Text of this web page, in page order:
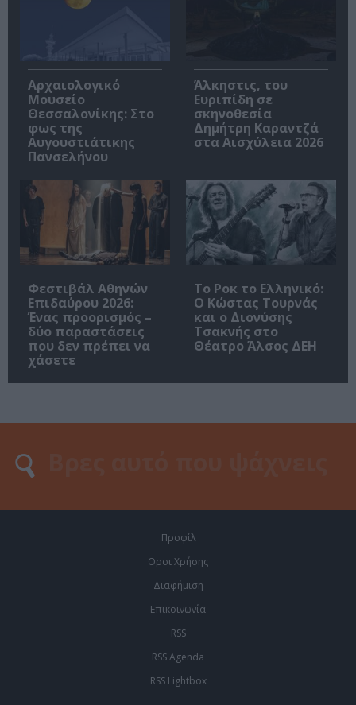
Αρχαιολογικό
Μουσείο
Θεσσαλονίκης: Στο
φως της
Αυγουστιάτικης
Πανσελήνου
Άλκηστις, του
Ευριπίδη σε
σκηνοθεσία
Δημήτρη Καραντζά
στα Αισχύλεια 2026
Φεστιβάλ Αθηνών
Επιδαύρου 2026:
Ένας προορισμός –
δύο παραστάσεις
που δεν πρέπει να
χάσετε
Το Ροκ το Ελληνικό:
Ο Κώστας Τουρνάς
και ο Διονύσης
Τσακνής στο
Θέατρο Άλσος ΔΕΗ
Προφίλ
Οροι Χρήσης
Διαφήμιση
Επικοινωνία
RSS
RSS Agenda
RSS Lightbox